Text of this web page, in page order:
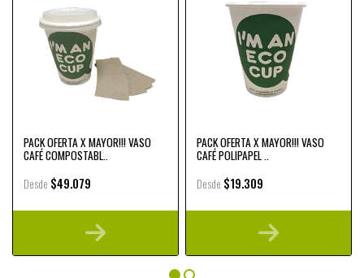
PACK OFERTA X MAYOR!!! VASO
CAFÉ COMPOSTABL..
Desde $49.079
PACK OFERTA X MAYOR!!! VASO
CAFÉ POLIPAPEL ..
Desde $19.309